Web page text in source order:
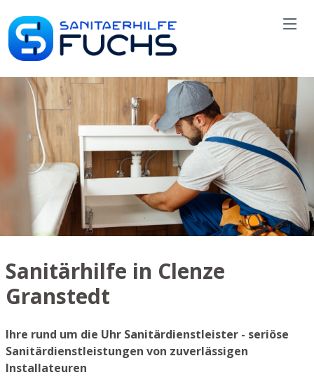
Sanitärhilfe in Clenze
Granstedt
Ihre rund um die Uhr Sanitärdienstleister - seriöse
Sanitärdienstleistungen von zuverlässigen
Installateuren